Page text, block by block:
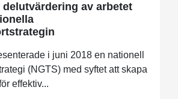
delutvärdering av arbetet
i juni 2018 en nationell
(NGTS) med syftet att skapa
effektiv...